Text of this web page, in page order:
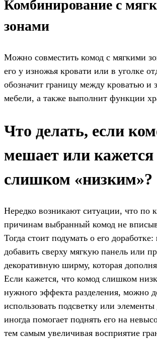
Комбинирование с
зонами
Можно совместить комод с мягкими
его у изножья кровати или в уголке
обозначит границу между кроватью и
мебели, а также выполнит функции
Что делать, если
мешает или кажется
слишком «низким»?
Нередко возникают ситуации, что по
причинам выбранный комод не
Тогда стоит подумать о его
добавить сверху мягкую панель или
декоративную ширму, которая
Если кажется, что комод слишком
нужного эффекта разделения, можно
использовать подсветку или
иногда помогает поднять его на
тем самым увеличивая восприятие